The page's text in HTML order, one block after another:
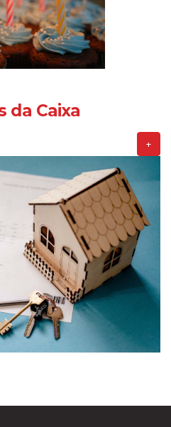
da Caixa
+